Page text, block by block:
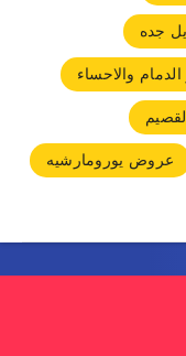
جده
والاحساء
عروض يورومارشيه